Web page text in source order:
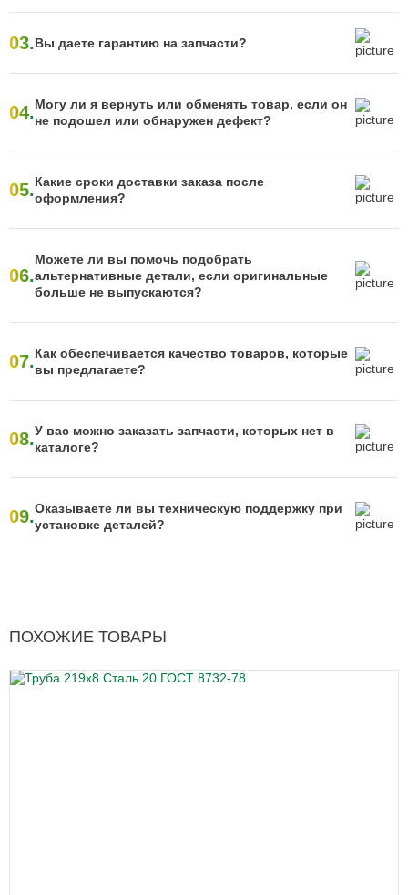
03.Вы даете гарантию на запчасти?
04.Могу ли я вернуть или обменять товар, если он
не подошел или обнаружен дефект?
05.Какие сроки доставки заказа после
оформления?
06.
Можете ли вы помочь подобрать
альтернативные детали, если оригинальные
больше не выпускаются?
07.Как обеспечивается качество товаров, которые
вы предлагаете?
08.У вас можно заказать запчасти, которых нет в
каталоге?
09.Оказываете ли вы техническую поддержку при
установке деталей?
ПОХОЖИЕ ТОВАРЫ